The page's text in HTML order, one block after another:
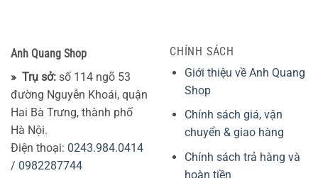
Anh Quang Shop
» Trụ sở: số 114 ngõ 53
đường Nguyễn Khoái, quận
Hai Bà Trưng, thành phố
Hà Nội.
Điện thoại: 0243.984.0414
/ 0982287744
CHÍNH SÁCH
Giới thiệu về Anh Quang
Shop
Chính sách giá, vận
chuyển & giao hàng
Chính sách trả hàng và
hoàn tiền